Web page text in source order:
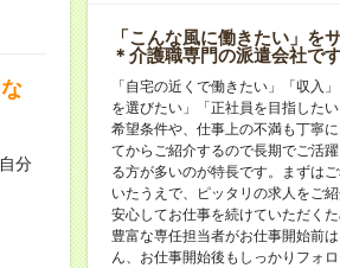
分
「こんな風に働きたい」を
＊介護職専門の派遣会社です
「自宅の近くで働きたい」「収入
を選びたい」「正社員を目指した
希望条件や、仕事上の不満も丁寧
てからご紹介するので長期でご活
る方が多いのが特長です。まずは
いたうえで、ピッタリの求人をご
安心してお仕事を続けていただく
豊富な専任担当者がお仕事開始前
ん、お仕事開始後もしっかりフォ